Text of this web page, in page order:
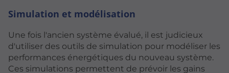
Simulation et modélisation
Une fois l'ancien système évalué, il est judicieux
d'utiliser des outils de simulation pour modéliser les
performances énergétiques du nouveau système.
Ces simulations permettent de prévoir les gains